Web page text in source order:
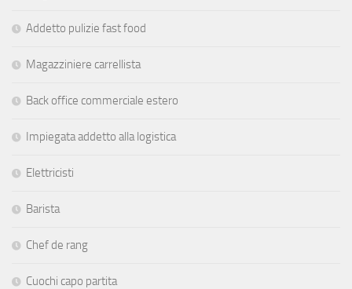
Addetto pulizie fast food
Magazziniere carrellista
Back office commerciale estero
Impiegata addetto alla logistica
Elettricisti
Barista
Chef de rang
Cuochi capo partita